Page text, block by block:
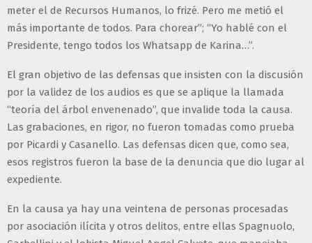
meter el de Recursos Humanos, lo frizé. Pero me metió el
más importante de todos. Para chorear”; “Yo hablé con el
Presidente, tengo todos los Whatsapp de Karina…”.
El gran objetivo de las defensas que insisten con la discusión
por la validez de los audios es que se aplique la llamada
“teoría del árbol envenenado”, que invalide toda la causa.
Las grabaciones, en rigor, no fueron tomadas como prueba
por Picardi y Casanello. Las defensas dicen que, como sea,
esos registros fueron la base de la denuncia que dio lugar al
expediente.
En la causa ya hay una veintena de personas procesadas
por asociación ilícita y otros delitos, entre ellas Spagnuolo,